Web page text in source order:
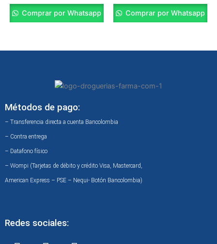
Comprar por Whatsapp Comprar por Whatsapp
Métodos de pago:
– Transferencia directa a cuenta Bancolombia
– Contra entrega
– Datafono físico
– Wompi (Tarjetas de débito y crédito Visa, Mastercard,
American Express – PSE – Nequi- Botón Bancolombia)
Redes sociales:
F I W